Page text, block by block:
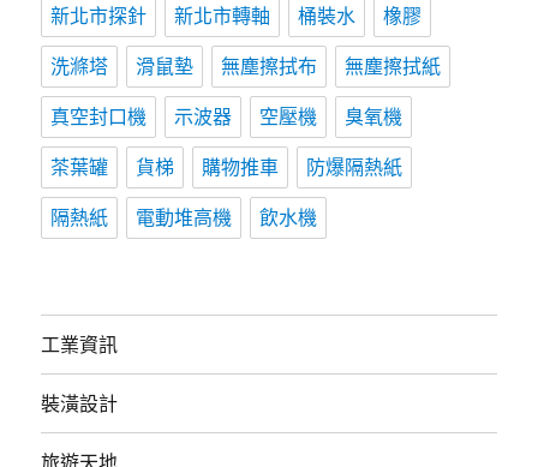
新北市探針 新北市轉軸 桶裝水 橡膠
洗滌塔 滑鼠墊 無塵擦拭布 無塵擦拭紙
真空封口機 示波器 空壓機 臭氧機
茶葉罐 貨梯 購物推車 防爆隔熱紙
隔熱紙 電動堆高機 飲水機
工業資訊
裝潢設計
旅遊天地